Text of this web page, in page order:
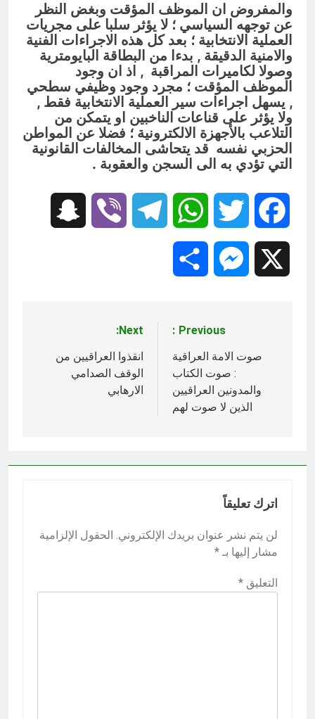
والمفروض ان الموظف المؤقت وبغض النظر
عن توجهه السياسي ؛ لا يؤثر سلبا على مجريات
العملية الانتخابية ؛ بعد كل هذه الاجراءات الفنية
والامنية الدقيقة , بدءا من البطاقة البايومترية
وصولا لكاميرات المراقبة , اذ ان وجود
الموظف المؤقت ؛ مجرد وجود وظيفي سطحي
, يسهل اجراءات سير العملية الانتخابية فقط ,
ولا يؤثر على قناعات الناخبين او يتمكن من
التلاعب بالأجهزة الالكترونية ؛ فضلا عن المواطن
الحزبي نفسه قد يتحاشى المخالفات القانونية
التي تؤدي به الى السجن والعقوبة .
Facebook
Twitter
WhatsApp
Telegram
Viber
Messenger
المقالات
Previous:
صوت الامة العراقية
: صوت الكتاب
والمدونين العراقيين
الذين لا صوت لهم
Next:
انقذوا العراقيين من
الوقف الصدامي
الارهابي
اترك تعليقاً
لن يتم نشر عنوان بريدك الإلكتروني. الحقول الإلزامية
مشار إليها بـ *
التعليق *